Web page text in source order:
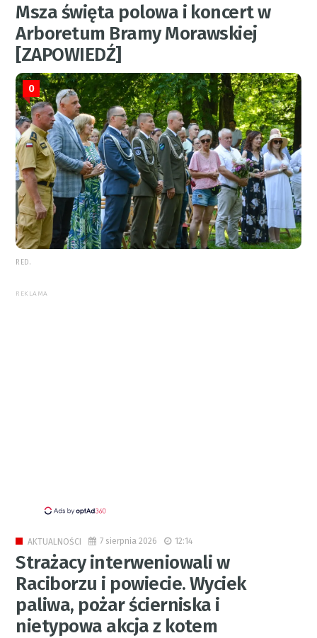
Msza święta polowa i koncert w
Arboretum Bramy Morawskiej
[ZAPOWIEDŹ]
0
RED.
REKLAMA
AKTUALNOŚCI 7 sierpnia 2026 12:14
Strażacy interweniowali w
Raciborzu i powiecie. Wyciek
paliwa, pożar ścierniska i
nietypowa akcja z kotem